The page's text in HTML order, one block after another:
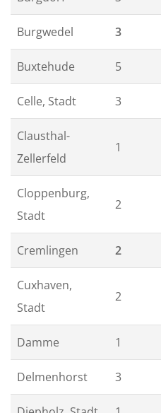
Burgwedel 3
Buxtehude 5
Celle, Stadt 3
Clausthal-
Zellerfeld
1
Cloppenburg,
Stadt
2
Cremlingen 2
Cuxhaven,
Stadt
2
Damme 1
Delmenhorst 3